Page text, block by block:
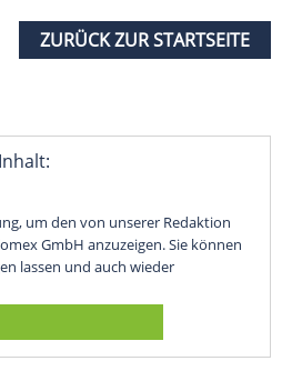
ZURÜCK ZUR STARTSEITE
um den von unserer Redaktion
GmbH anzuzeigen. Sie können
lassen und auch wieder